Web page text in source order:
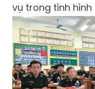
vụ trong tình hình